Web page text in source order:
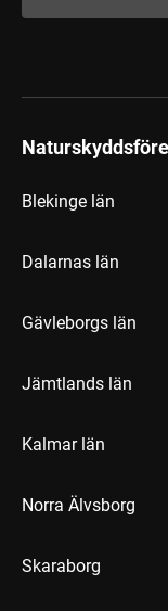
Blekinge län
Dalarnas län
Gävleborgs län
Jämtlands län
Kalmar län
Norra Älvsborg
Skaraborg